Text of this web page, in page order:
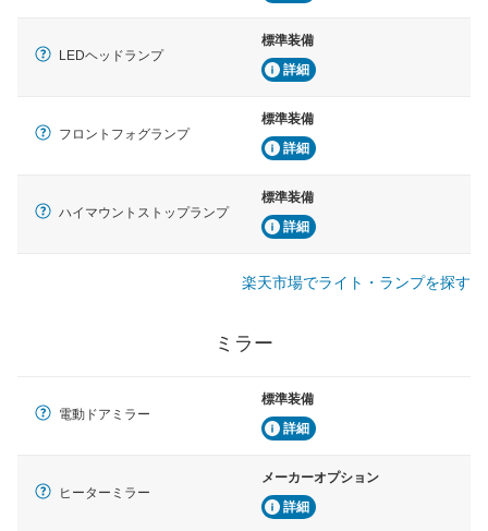
LEDヘッドランプ
標準装備
詳細
フロントフォグランプ
標準装備
詳細
ハイマウントストップランプ
標準装備
詳細
楽天市場でライト・ランプを探す
ミラー
電動ドアミラー
標準装備
詳細
ヒーターミラー
メーカーオプション
詳細